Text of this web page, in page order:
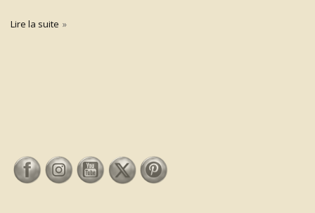
Lire la suite